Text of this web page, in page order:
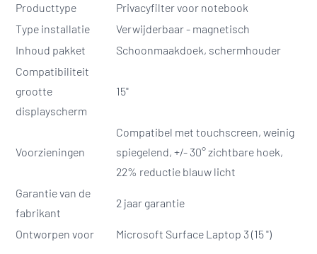
Producttype
Privacyfilter voor notebook
Type installatie
Verwijderbaar - magnetisch
Inhoud pakket
Schoonmaakdoek, schermhouder
Compatibiliteit
grootte
displayscherm
15"
Voorzieningen
Compatibel met touchscreen, weinig
spiegelend, +/- 30° zichtbare hoek,
22% reductie blauw licht
Garantie van de
fabrikant
2 jaar garantie
Ontworpen voor Microsoft Surface Laptop 3 (15 ")